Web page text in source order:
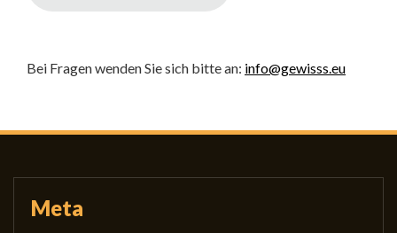
Bei Fragen wenden Sie sich bitte an: info@gewisss.eu
Meta